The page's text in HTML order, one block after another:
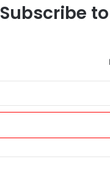
Subscribe